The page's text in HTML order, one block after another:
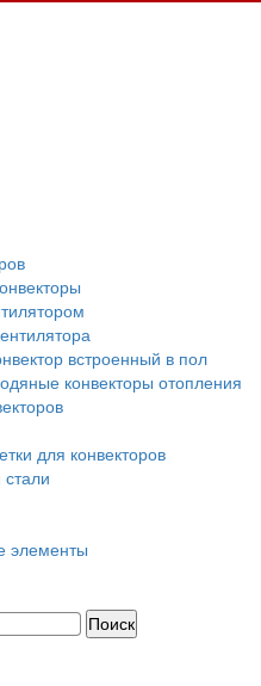
вcтроенный в пол
конвекторы отопления
для конвекторов
элементы